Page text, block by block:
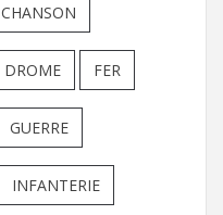
CHANSON
DROME FER
GUERRE
INFANTERIE